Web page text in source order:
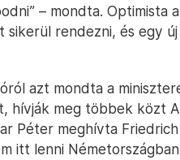
– mondta. Optimista
sikerül rendezni, és egy
azt mondta a
hívják meg többek közt
Péter meghívta
itt lenni